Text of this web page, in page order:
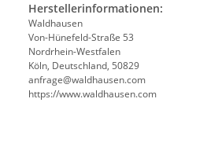
Herstellerinformationen:
Waldhausen
Von-Hünefeld-Straße 53
Nordrhein-Westfalen
Köln, Deutschland, 50829
anfrage@waldhausen.com
https://www.waldhausen.com